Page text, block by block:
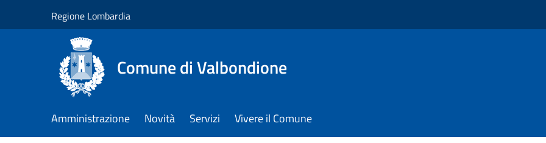
Regione Lombardia
Comune di Valbondione
Amministrazione Novità Servizi Vivere il Comune